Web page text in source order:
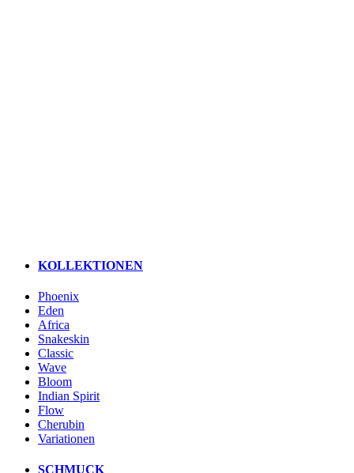
KOLLEKTIONEN
Phoenix
Eden
Africa
Snakeskin
Classic
Wave
Bloom
Indian Spirit
Flow
Cherubin
Variationen
SCHMUCK